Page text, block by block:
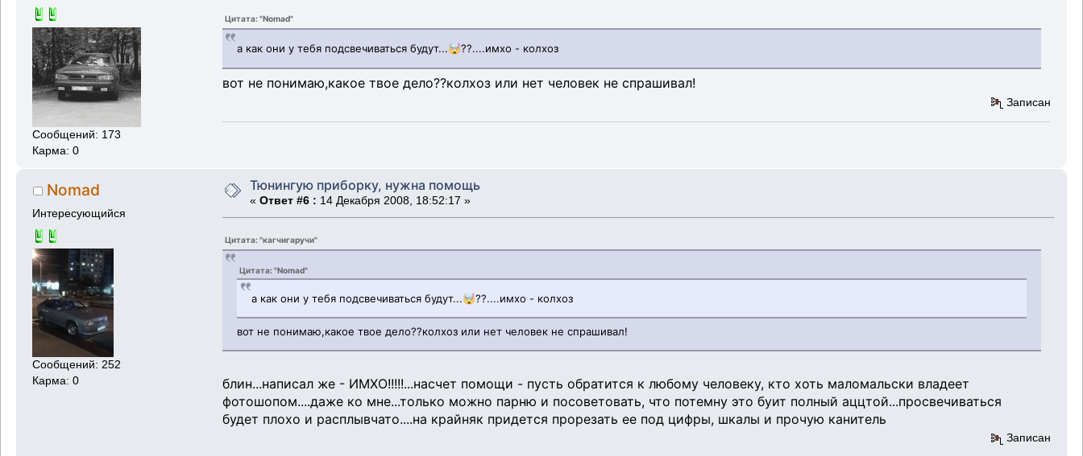
Сообщений: 173
Карма: 0
Цитата: "Nomad"
а как они у тебя подсвечиваться будут...🤯??....имхо - колхоз
вот не понимаю,какое твое дело??колхоз или нет человек не спрашивал!
Записан
Nomad
Интересующийся
Сообщений: 252
Карма: 0
Тюнингую приборку, нужна помощь
« Ответ #6 : 14 Декабря 2008, 18:52:17 »
Цитата: "кагчигаручи"
Цитата: "Nomad"
а как они у тебя подсвечиваться будут...🤯??....имхо - колхоз
вот не понимаю,какое твое дело??колхоз или нет человек не спрашивал!
блин...написал же - ИМХО!!!!!...насчет помощи - пусть обратится к любому человеку, кто хоть маломальски владеет
фотошопом....даже ко мне...только можно парню и посоветовать, что потемну это буит полный аццтой...просвечиваться
будет плохо и расплывчато....на крайняк придется прорезать ее под цифры, шкалы и прочую канитель
Записан